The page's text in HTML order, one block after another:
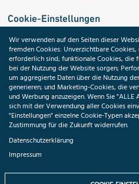
Cookie-Einstellungen
ToolPool
Folgen Sie uns:
Wir verwenden auf den Seiten dieser
fremden Cookies: Unverzichtbare
erforderlich sind; funktionale Cookies, die
bei der Nutzung der Website sorgen;
um aggregierte Daten über die Nutzung
generieren; und Marketing-Cookies, die
und Werbung anzuzeigen. Wenn Sie "ALLE
sich mit der Verwendung aller Cookies
"Einstellungen" einzelne Cookie-Typen
Zustimmung für die Zukunft widerrufen.
Datenschutzerklärung
Impressum